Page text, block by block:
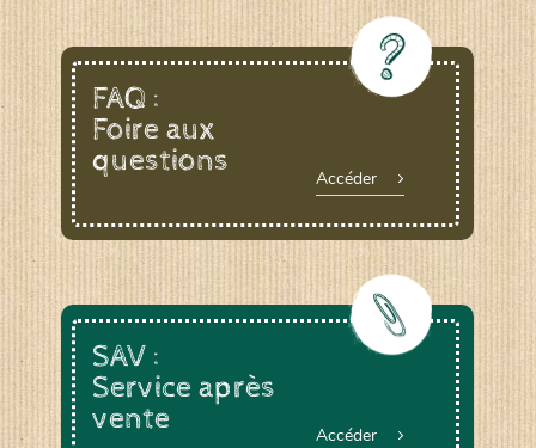
FAQ :
Foire aux
questions
Accéder
SAV :
Service après
vente
Accéder